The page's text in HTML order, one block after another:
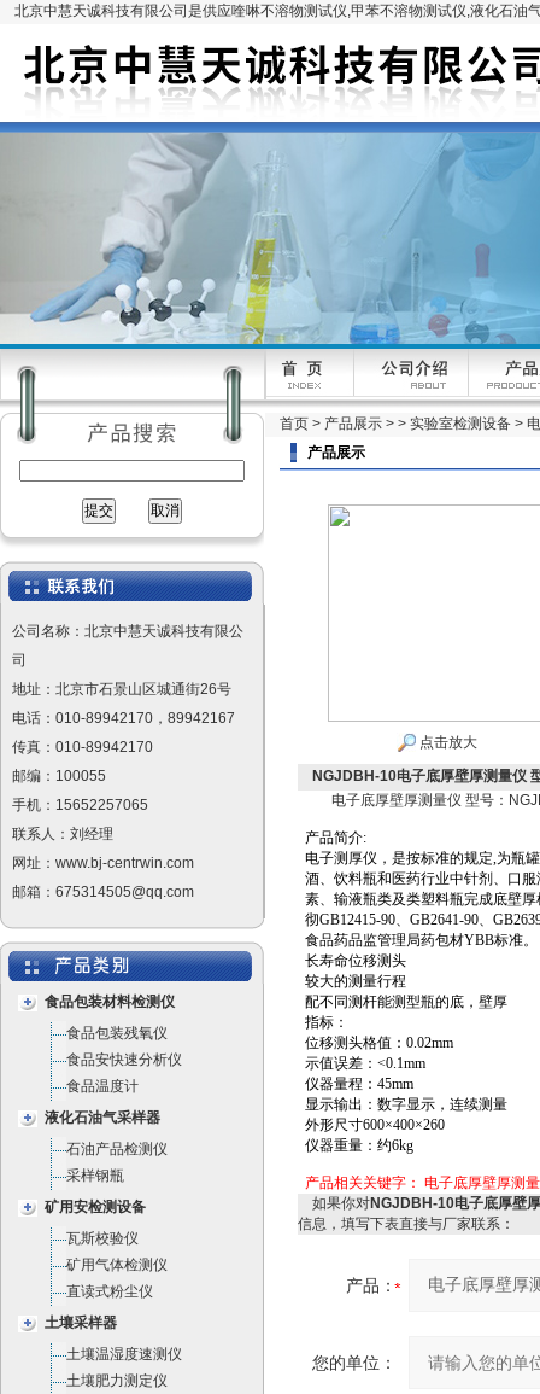
北京中慧天诚科技有限公司是供应喹啉不溶物测试仪,甲苯不溶物测试仪,液化石油
公司名称：北京中慧天诚科技有限公
司
地址：北京市石景山区城通街26号
电话：010-89942170，89942167
传真：010-89942170
邮编：100055
手机：15652257065
联系人：刘经理
网址：www.bj-centrwin.com
邮箱：675314505@qq.com
食品包装材料检测仪
食品包装残氧仪
食品安快速分析仪
食品温度计
液化石油气采样器
石油产品检测仪
采样钢瓶
矿用安检测设备
瓦斯校验仪
矿用气体检测仪
直读式粉尘仪
土壤采样器
土壤温湿度速测仪
土壤肥力测定仪
首页 > 产品展示 > > 实验室检测设备 >
产品展示
点击放大
NGJDBH-10电子底厚壁厚测量仪
电子底厚壁厚测量仪 型号：
产品简介:
电子测厚仪，是按标准的规定,为瓶
酒、饮料瓶和医药行业中针剂、口服
素、输液瓶类及类塑料瓶完成底壁厚
彻GB12415-90、GB2641-90、
食品药品监管理局药包材YBB标准。
长寿命位移测头
较大的测量行程
配不同测杆能测型瓶的底，壁厚
指标：
位移测头格值：0.02mm
示值误差：<0.1mm
仪器量程：45mm
显示输出：数字显示，连续测量
外形尺寸600×400×260
仪器重量：约6kg
产品相关关键字： 电子底厚壁厚测
如果你对NGJDBH-10电子底厚壁
信息，填写下表直接与厂家联系：
产品：
您的单位：